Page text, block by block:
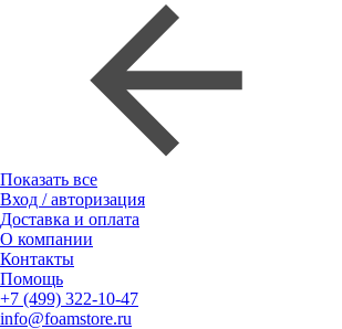
Показать все
Вход / авторизация
Доставка и оплата
О компании
Контакты
Помощь
+7 (499) 322-10-47
info@foamstore.ru